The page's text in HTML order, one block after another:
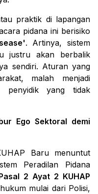
praktik di lapangan
pidana ini berisiko
. Artinya, sistem
justru akan berbalik
sendiri. Aturan yang
malah menjadi
penyidik yang tidak
Ego Sektoral demi
Baru menuntut
Peradilan Pidana
2 Ayat 2 KUHAP
mulai dari Polisi,